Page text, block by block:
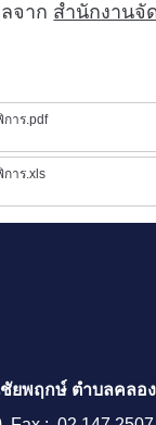
จาก สำนักงานจั
าร.pdf
าร.xls
ยพฤกษ์ ตำบลคลอ